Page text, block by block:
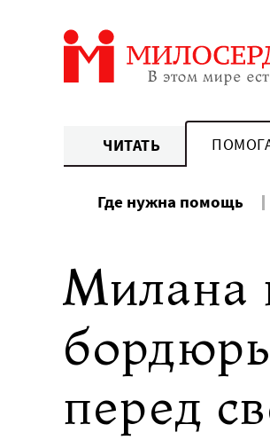
ЧИТАТЬ
Где нужна помощь
Милана
перед